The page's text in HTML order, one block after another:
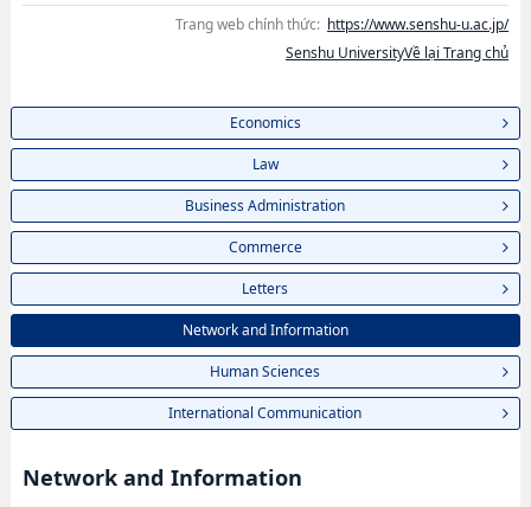
Trang web chính thức: https://www.senshu-u.ac.jp/
Senshu UniversityVề lại Trang chủ
Economics
Law
Business Administration
Commerce
Letters
Network and Information
Human Sciences
International Communication
Network and Information